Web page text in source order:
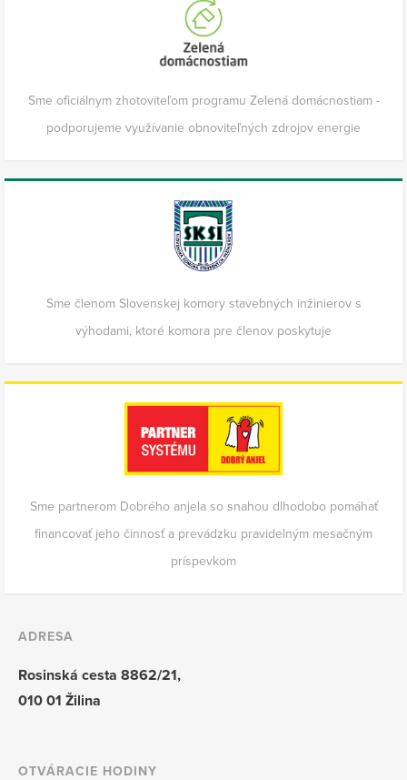
Sme oficiálnym zhotoviteľom programu Zelená domácnostiam -
podporujeme využívanie obnoviteľných zdrojov energie
Sme členom Slovenskej komory stavebných inžinierov s
výhodami, ktoré komora pre členov poskytuje
Sme partnerom Dobrého anjela so snahou dlhodobo pomáhať
financovať jeho činnosť a prevádzku pravidelným mesačným
príspevkom
ADRESA
Rosinská cesta 8862/21,
010 01 Žilina
OTVÁRACIE HODINY